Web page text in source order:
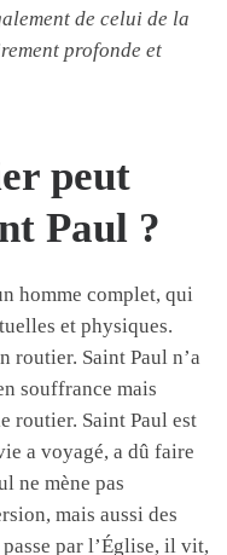
de celui de la
profonde et
peut
Paul ?
homme complet, qui
et physiques.
routier. Saint Paul n’a
souffrance mais
routier. Saint Paul est
a voyagé, a dû faire
ne mène pas
mais aussi des
par l’Église, il vit,